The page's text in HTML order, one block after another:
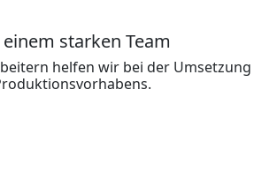
starken Team
helfen wir bei der Umsetzung